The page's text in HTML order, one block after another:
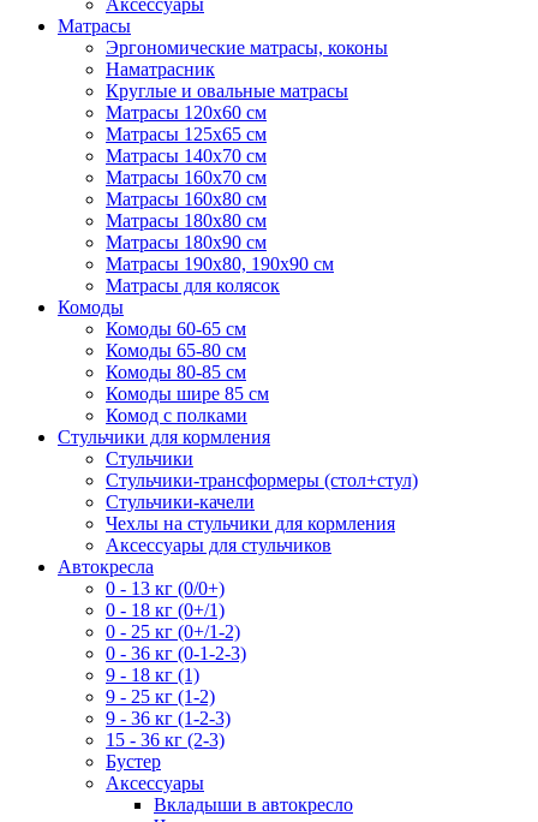
Аксессуары
Матрасы
Эргономические матрасы, коконы
Наматрасник
Круглые и овальные матрасы
Матрасы 120х60 см
Матрасы 125х65 см
Матрасы 140х70 см
Матрасы 160х70 см
Матрасы 160х80 см
Матрасы 180х80 см
Матрасы 180х90 см
Матрасы 190х80, 190х90 см
Матрасы для колясок
Комоды
Комоды 60-65 см
Комоды 65-80 см
Комоды 80-85 см
Комоды шире 85 см
Комод с полками
Стульчики для кормления
Стульчики
Стульчики-трансформеры (стол+стул)
Стульчики-качели
Чехлы на стульчики для кормления
Аксессуары для стульчиков
Автокресла
0 - 13 кг (0/0+)
0 - 18 кг (0+/1)
0 - 25 кг (0+/1-2)
0 - 36 кг (0-1-2-3)
9 - 18 кг (1)
9 - 25 кг (1-2)
9 - 36 кг (1-2-3)
15 - 36 кг (2-3)
Бустер
Аксессуары
Вкладыши в автокресло